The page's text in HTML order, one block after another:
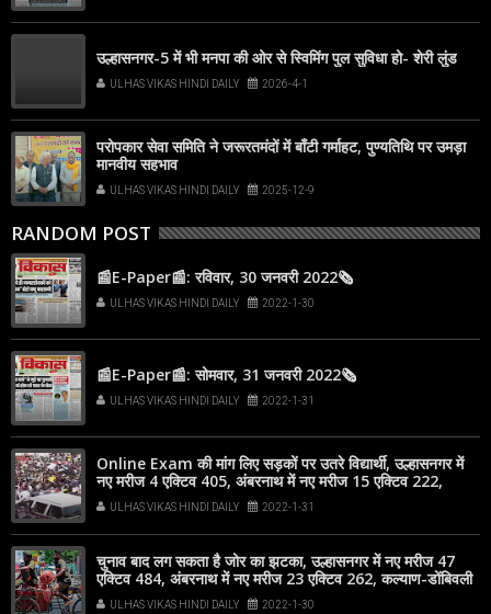
उल्हासनगर-5 में भी मनपा की ओर से स्विमिंग पुल सुविधा हो- शेरी लुंड
ULHAS VIKAS HINDI DAILY 2026-4-1
परोपकार सेवा समिति ने जरूरतमंदों में बाँटी गर्माहट, पुण्यतिथि पर उमड़ा
मानवीय सहभाव
ULHAS VIKAS HINDI DAILY 2025-12-9
RANDOM POST
📰E-Paper📰: रविवार, 30 जनवरी 2022🗞
ULHAS VIKAS HINDI DAILY 2022-1-30
📰E-Paper📰: सोमवार, 31 जनवरी 2022🗞
ULHAS VIKAS HINDI DAILY 2022-1-31
Online Exam की मांग लिए सड़कों पर उतरे विद्यार्थी, उल्हासनगर में
नए मरीज 4 एक्टिव 405, अंबरनाथ में नए मरीज 15 एक्टिव 222,
कल्याण-डोंबिवली में नए मरीज 60
ULHAS VIKAS HINDI DAILY 2022-1-31
चुनाव बाद लग सकता है जोर का झटका, उल्हासनगर में नए मरीज 47
एक्टिव 484, अंबरनाथ में नए मरीज 23 एक्टिव 262, कल्याण-डोंबिवली
में नए मरीज 83
ULHAS VIKAS HINDI DAILY 2022-1-30